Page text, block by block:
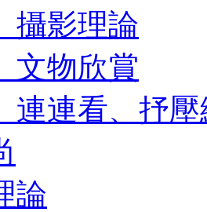
攝影理論
文物欣賞
連連看、抒
論